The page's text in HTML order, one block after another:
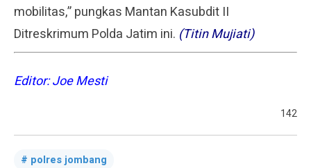
mobilitas,” pungkas Mantan Kasubdit II
Ditreskrimum Polda Jatim ini. (Titin Mujiati)
Editor: Joe Mesti
142
polres jombang